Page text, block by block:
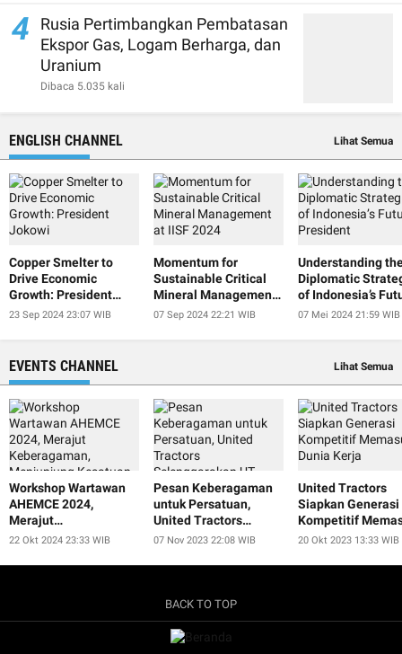
4
Rusia Pertimbangkan Pembatasan
Ekspor Gas, Logam Berharga, dan
Uranium
Dibaca 5.035 kali
ENGLISH CHANNEL Lihat Semua
Copper Smelter to
Drive Economic
Growth: President
Jokowi
23 Sep 2024 23:07 WIB
Momentum for
Sustainable Critical
Mineral Management
at IISF 2024
07 Sep 2024 22:21 WIB
Understanding
Diplomatic
of Indonesia’s
President
07 Mei 2024 21:59 WIB
EVENTS CHANNEL Lihat Semua
Workshop Wartawan
AHEMCE 2024,
Merajut
Keberagaman,
dan Menjaga
22 Okt 2024 23:33 WIB
Pesan Keberagaman
untuk Persatuan,
United Tractors
Selenggarakan UT
2023
07 Nov 2023 22:08 WIB
United Tractors
Siapkan Generasi
Kompetitif
Dunia Kerja
20 Okt 2023 13:33 WIB
BACK TO TOP